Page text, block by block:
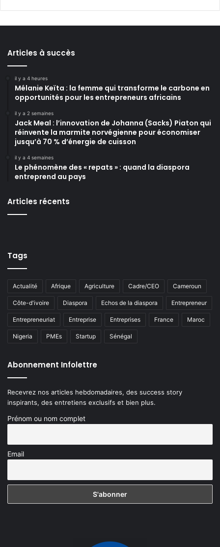
Articles à succès
il y a 4 heures
Mélanie Keïta : la femme qui transforme le carbone en
opportunités pour les entrepreneurs africains
il y a 2 semaines
Jack Meal : l’innovation de Johanna (Sacks) Piaton qui
réinvente la marmite norvégienne pour économiser
jusqu’à 70 % d’énergie de cuisson
il y a 4 semaines
Le phénomène des « repats » : quand la diaspora
entreprend au pays
Articles récents
Tags
Actualité Afrique Agriculture Cadre/CEO Cameroun
Côte-d'ivoire Diaspora Echos de la diaspora Entrepreneur
Entrepreneuriat Entreprise Entreprises France Maroc
Nigeria PMEs Startup Sénégal
Abonnement Infolettre
Recevrez nos articles hebdomadaires, des success story
inspirants, des entretiens exclusifs et bien plus.
Prénom ou nom complet
Email